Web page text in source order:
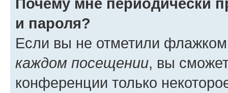
и пароля?
Если вы не отметили
каждом посещении, вы
конференции только